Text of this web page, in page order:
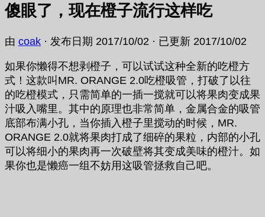
傻眼了，现在橙子流行这样吃
由 coak · 发布日期 2017/10/02 · 已更新 2017/10/02
如果你懒得不想剥橙子，可以试试这种全新的吃橙方
式！这款叫MR. ORANGE 2.0吃橙吸管，打破了以往
的吃橙模式，只需简单的一插一搅就可以将果肉变成果
汁吸入嘴里。其中的原理也非常简单，金属合金的吸管
底部布满小孔，当你插入橙子里搅动的时候，MR.
ORANGE 2.0就将果肉打成了细碎的果粒，内部的小孔
可以将细小的果肉再一次破壁将其变成美味的橙汁。如
果你也是懒癌一组不妨用这吸管拯救自己吧。